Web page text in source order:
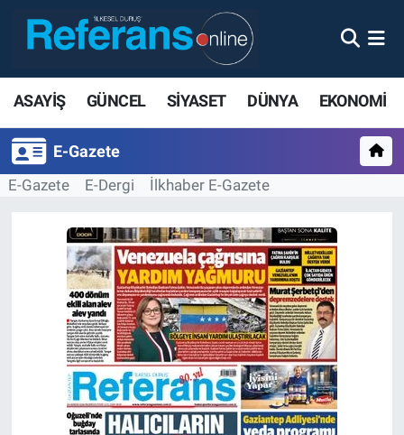
ASAYİŞ GÜNCEL SİYASET DÜNYA EKONOMİ
E-Gazete
E-Gazete E-Dergi İlkhaber E-Gazete